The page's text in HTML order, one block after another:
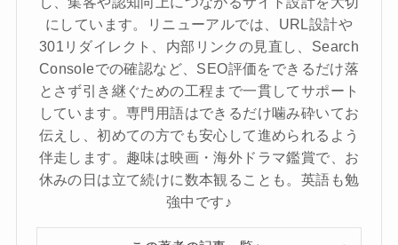
にしています。リニューアルでは、URL設計や
301リダイレクト、内部リンクの見直し、Search
Consoleでの確認など、SEO評価をできるだけ落
とさず引き継ぐための工程まで一貫してサポート
しています。専門用語はできるだけ噛み砕いてお
伝えし、初めての方でも安心して進められるよう
伴走します。趣味は映画・海外ドラマ鑑賞で、お
休みの日は立て続けに数本観ることも。英語も勉
強中です♪